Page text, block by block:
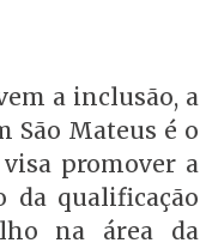
a inclusão, a
São Mateus é o
promover a
da qualificação
na área da